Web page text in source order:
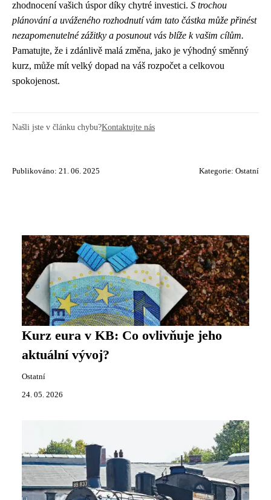
zhodnocení vašich úspor díky chytré investici. S trochou
plánování a uváženého rozhodnutí vám tato částka může přinést
nezapomenutelné zážitky a posunout vás blíže k vašim cílům.
Pamatujte, že i zdánlivě malá změna, jako je výhodný směnný
kurz, může mít velký dopad na váš rozpočet a celkovou
spokojenost.
Našli jste v článku chybu?Kontaktujte nás
Publikováno: 21. 06. 2025 Kategorie: Ostatní
Kurz eura v KB: Co ovlivňuje jeho
aktuální vývoj?
Ostatní
24. 05. 2026